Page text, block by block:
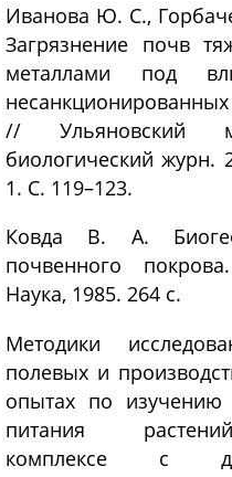
Иванова Ю. С.,
Загрязнение почв
металлами под
// Ульяновский
биологический журн.
1. С. 119–123.
Ковда В. А.
почвенного
Наука, 1985. 264 с.
Методики
полевых и
опытах по изучению
питания
комплексе с